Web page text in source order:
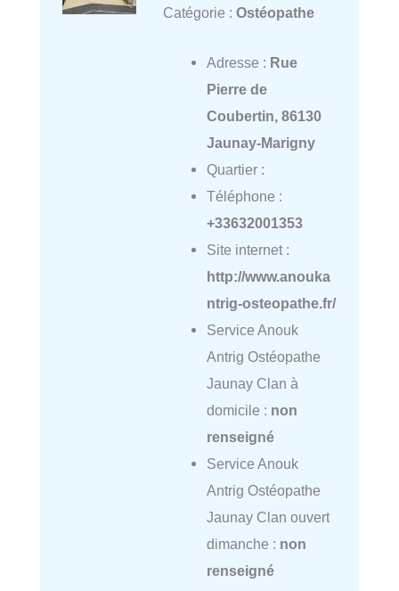
Catégorie : Ostéopathe
Adresse : Rue
Pierre de
Coubertin, 86130
Jaunay-Marigny
Quartier :
Téléphone :
+33632001353
Site internet :
http://www.anouka
ntrig-osteopathe.fr/
Service Anouk
Antrig Ostéopathe
Jaunay Clan à
domicile : non
renseigné
Service Anouk
Antrig Ostéopathe
Jaunay Clan ouvert
dimanche : non
renseigné